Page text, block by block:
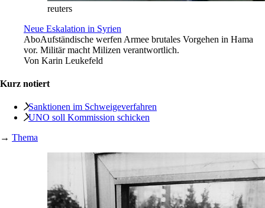
reuters
Neue Eskalation in Syrien
AboAufständische werfen Armee brutales Vorgehen in Hama
vor. Militär macht Milizen verantwortlich.
Von Karin Leukefeld
Kurz notiert
Sanktionen im Schweigeverfahren
UNO soll Kommission schicken
→ Thema